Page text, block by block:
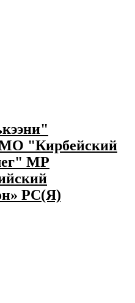
"Кирбейский
МР
РС(Я)